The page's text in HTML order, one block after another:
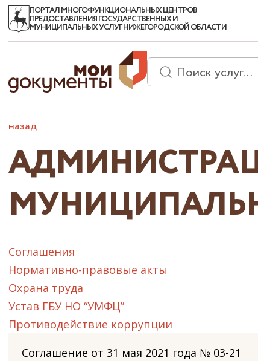
ПОРТАЛ МНОГОФУНКЦИОНАЛЬНЫХ ЦЕНТРОВ
ПРЕДОСТАВЛЕНИЯ ГОСУДАРСТВЕННЫХ И
МУНИЦИПАЛЬНЫХ УСЛУГ НИЖЕГОРОДСКОЙ ОБЛАСТИ
назад
Соглашения
Нормативно-правовые акты
Охрана труда
Устав ГБУ НО “УМФЦ”
Противодействие коррупции
Соглашение от 31 мая 2021 года № 03-21